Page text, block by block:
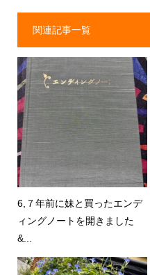
関連記事一覧
6,７年前に妹と買ったエンデ
ィングノートを開きました
&...